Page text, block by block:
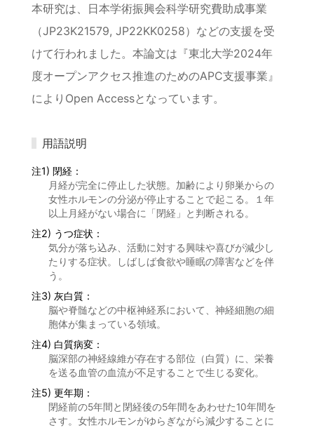
本研究は、日本学術振興会科学研究費助成事業
（JP23K21579, JP22KK0258）などの支援を受
けて行われました。本論文は『東北大学2024年
度オープンアクセス推進のためのAPC支援事業』
によりOpen Accessとなっています。
用語説明
注1) 閉経：
月経が完全に停止した状態。加齢により卵巣からの
女性ホルモンの分泌が停止することで起こる。１年
以上月経がない場合に「閉経」と判断される。
注2) うつ症状：
気分が落ち込み、活動に対する興味や喜びが減少し
たりする症状。しばしば食欲や睡眠の障害などを伴
う。
注3) 灰白質：
脳や脊髄などの中枢神経系において、神経細胞の細
胞体が集まっている領域。
注4) 白質病変：
脳深部の神経線維が存在する部位（白質）に、栄養
を送る血管の血流が不足することで生じる変化。
注5) 更年期：
閉経前の5年間と閉経後の5年間をあわせた10年間を
さす。女性ホルモンがゆらぎながら減少することに